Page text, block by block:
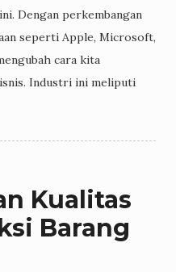
Dengan perkembangan
seperti Apple, Microsoft,
cara kita
Industri ini meliputi
Kualitas
Barang